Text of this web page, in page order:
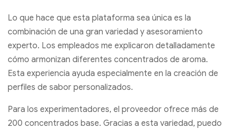
Lo que hace que esta plataforma sea única es la
combinación de una gran variedad y asesoramiento
experto. Los empleados me explicaron detalladamente
cómo armonizan diferentes concentrados de aroma.
Esta experiencia ayuda especialmente en la creación de
perfiles de sabor personalizados.
Para los experimentadores, el proveedor ofrece más de
200 concentrados base. Gracias a esta variedad, puedo